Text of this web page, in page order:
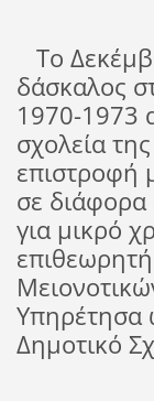
Το
δάσκαλος
1970-1973
σχολεία
επιστροφή
σε
για μικρό
Υπηρέτησα
Δημοτικό